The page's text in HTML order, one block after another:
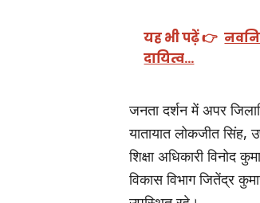
यह भी पढ़ें 👉
दायित्व…
जनता दर्शन में अपर
यातायात लोकजीत
शिक्षा अधिकारी विनोद
विकास विभाग जितेंद्र